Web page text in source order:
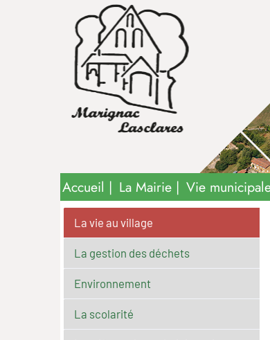
Site
Accueil La Mairie Vie
La vie au village
La gestion des déchets
Environnement
La scolarité